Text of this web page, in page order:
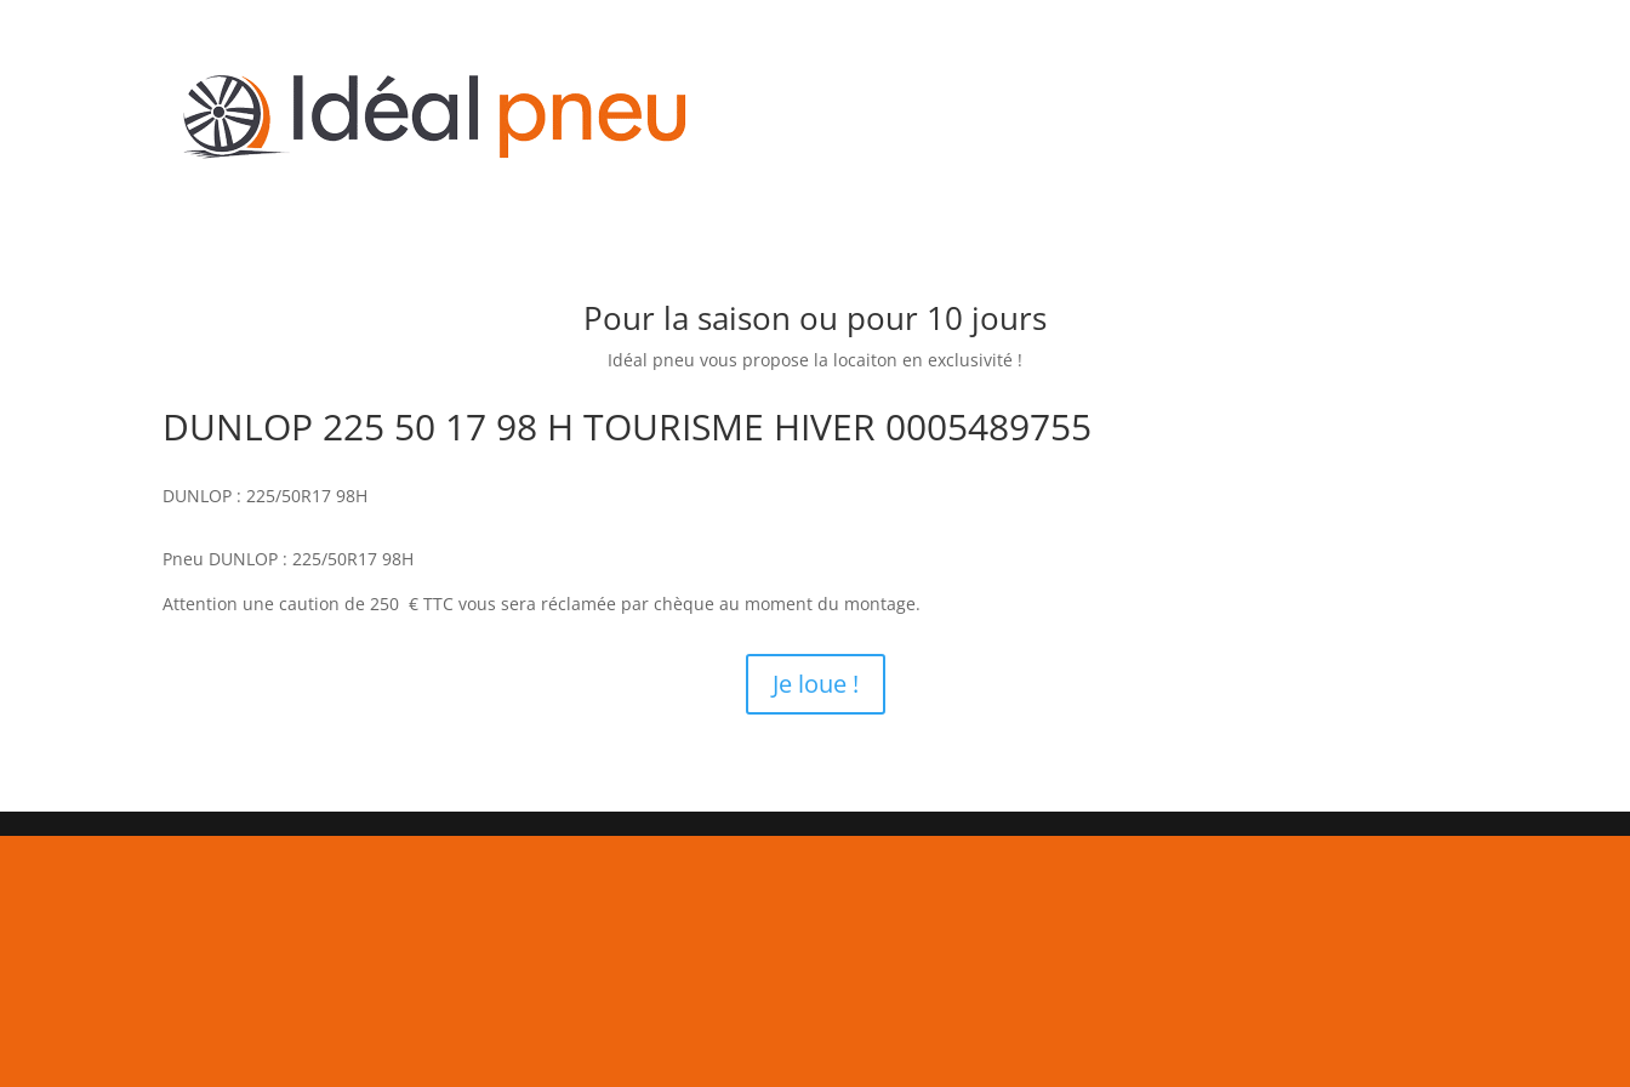
Pour la saison ou pour 10 jours
Idéal pneu vous propose la locaiton en exclusivité !
DUNLOP 225 50 17 98 H TOURISME HIVER 0005489755
DUNLOP : 225/50R17 98H
Pneu DUNLOP : 225/50R17 98H
Attention une caution de 250 € TTC vous sera réclamée par chèque au moment du montage.
Je loue !